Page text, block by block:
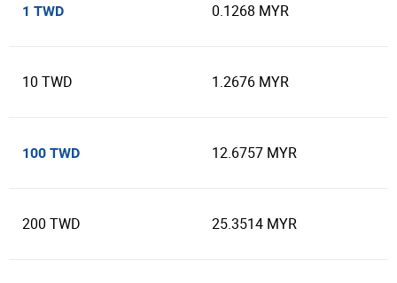
1 TWD 0.1268 MYR
10 TWD 1.2676 MYR
100 TWD 12.6757 MYR
200 TWD 25.3514 MYR